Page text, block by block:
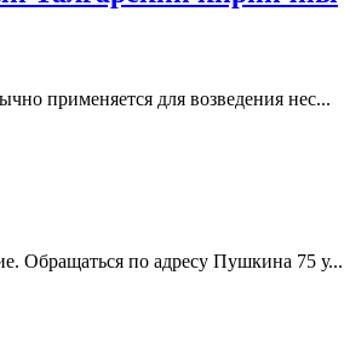
применяется для возведения нес...
Обращаться по адресу Пушкина 75 у...